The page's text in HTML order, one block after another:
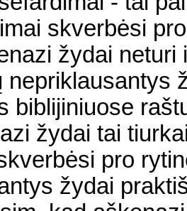
skverbėsi
žydai neturi
nepriklausantys
biblijiniuose
žydai tai
pro
žydai